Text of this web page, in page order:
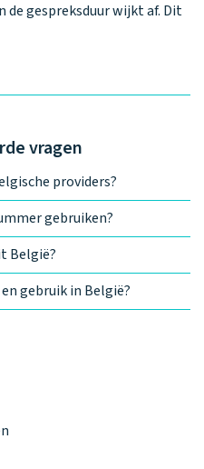
de gespreksduur wijkt af. Dit
vragen
providers?
gebruiken?
België?
gebruik in België?